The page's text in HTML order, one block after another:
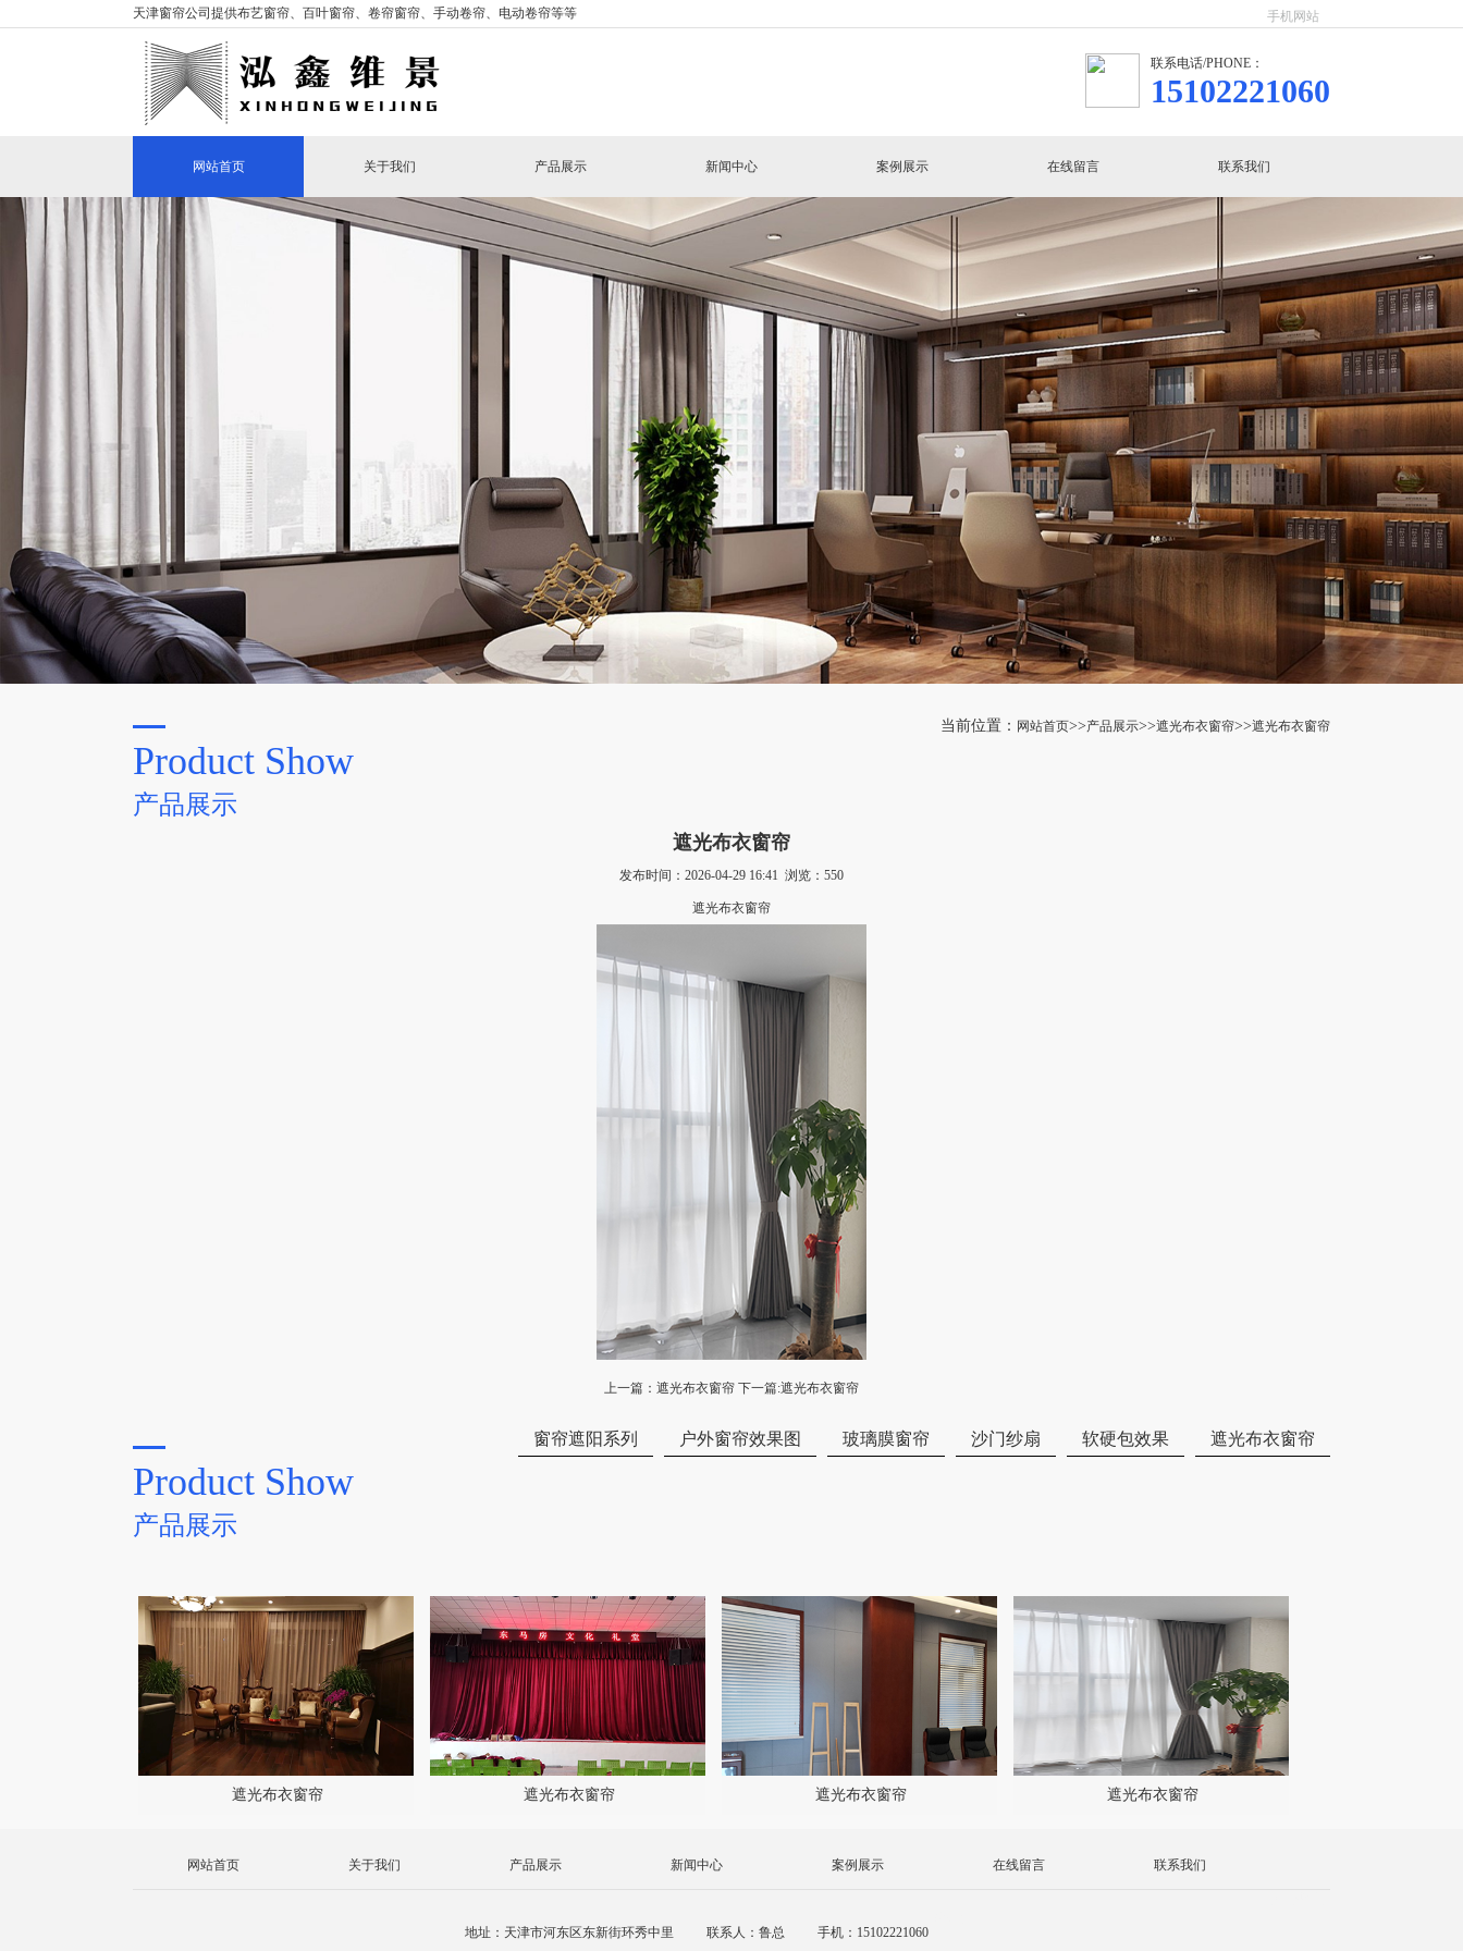
天津窗帘公司提供布艺窗帘、百叶窗帘、卷帘窗帘、手动卷帘、电动卷帘等等 手机网站
联系电话/PHONE：
15102221060
网站首页 关于我们 产品展示 新闻中心 案例展示 在线留言 联系我们
Product Show
产品展示
当前位置： 网站首页>>产品展示>>遮光布衣窗帘>>遮光布衣窗帘
遮光布衣窗帘
发布时间：2026-04-29 16:41 浏览： 550
遮光布衣窗帘
上一篇： 遮光布衣窗帘 下一篇:遮光布衣窗帘
Product Show
产品展示
窗帘遮阳系列 户外窗帘效果图 玻璃膜窗帘 沙门纱扇 软硬包效果 遮光布衣窗帘
遮光布衣窗帘 遮光布衣窗帘 遮光布衣窗帘 遮光布衣窗帘
网站首页 关于我们 产品展示 新闻中心 案例展示 在线留言 联系我们
地址：天津市河东区东新街环秀中里 联系人：鲁总 手机：15102221060